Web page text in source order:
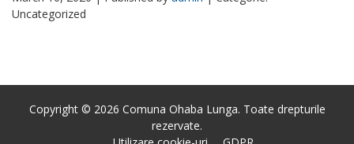
Uncategorized
Copyright © 2026 Comuna Ohaba Lunga. Toate drepturile
rezervate.